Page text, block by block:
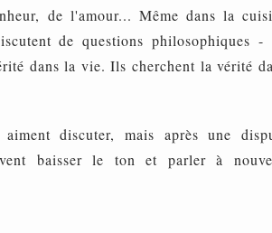
de l'amour... Même dans la
de questions philosophiques -
dans la vie. Ils cherchent la vérité
discuter, mais après une
baisser le ton et parler à